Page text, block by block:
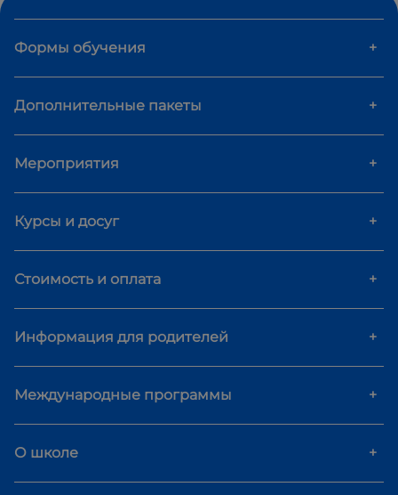
Формы обучения +
Дополнительные пакеты +
Мероприятия +
Курсы и досуг +
Стоимость и оплата +
Информация для родителей +
Международные программы +
О школе +